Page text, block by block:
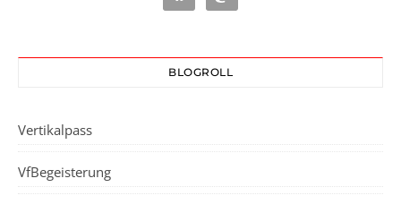
BLOGROLL
Vertikalpass
VfBegeisterung